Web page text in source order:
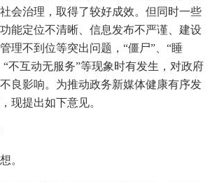
会治理，取得了较好成效。但同时一些
能定位不清晰、信息发布不严谨、建设
理不到位等突出问题，“僵尸”、“睡
“不互动无服务”等现象时有发生，对政府
良影响。为推动政务新媒体健康有序发
现提出如下意见。
。